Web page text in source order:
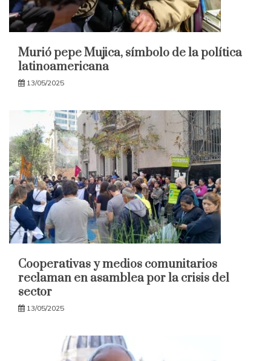
Murió pepe Mujica, símbolo de la política
latinoamericana
13/05/2025
Cooperativas y medios comunitarios
reclaman en asamblea por la crisis del
sector
13/05/2025